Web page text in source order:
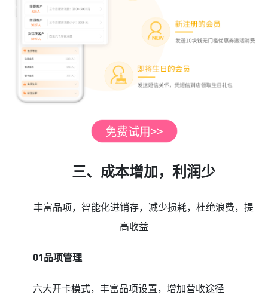
三、成本增加，利润少
丰富品项，智能化进销存，减少损耗，杜绝浪费，提
高收益
01品项管理
六大开卡模式，丰富品项设置，增加营收途径